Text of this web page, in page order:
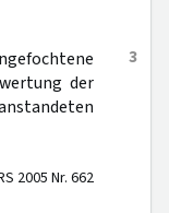
3
der
2005 Nr. 662